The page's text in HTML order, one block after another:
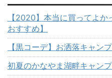
【2020】本当に買ってよ
おすすめ】
【黒コーデ】お洒落キャン
初夏のかなやま湖畔キャン